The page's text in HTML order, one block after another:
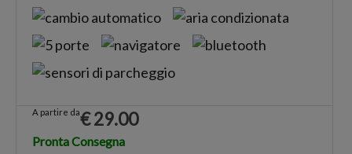
A partire da€29.00
Pronta Consegna